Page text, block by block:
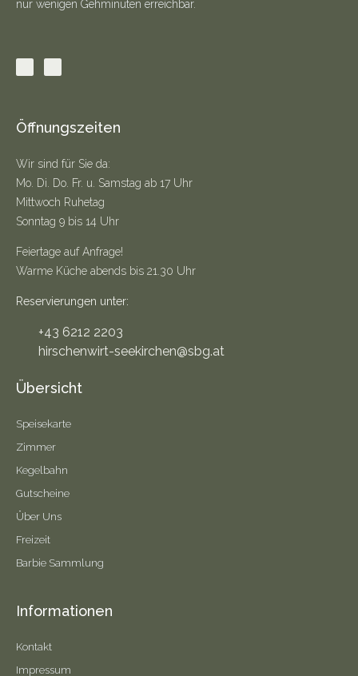
nur wenigen Gehminuten erreichbar.
Öffnungszeiten
Wir sind für Sie da:
Mo. Di. Do. Fr. u. Samstag ab 17 Uhr
Mittwoch Ruhetag
Sonntag 9 bis 14 Uhr
Feiertage auf Anfrage!
Warme Küche abends bis 21.30 Uhr
Reservierungen unter:
+43 6212 2203
hirschenwirt-seekirchen@sbg.at
Übersicht
Speisekarte
Zimmer
Kegelbahn
Gutscheine
Über Uns
Freizeit
Barbie Sammlung
Informationen
Kontakt
Impressum